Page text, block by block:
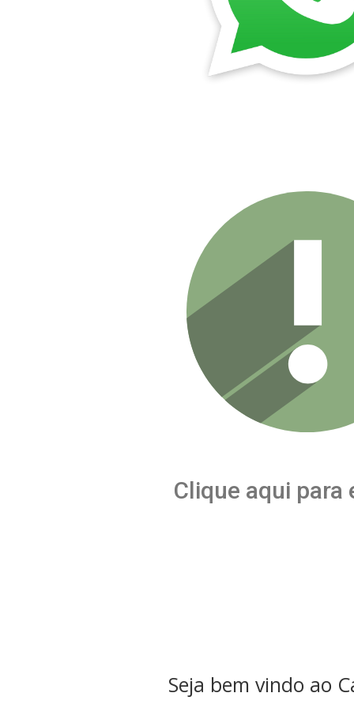
Clique aqui para
Seja bem vindo ao